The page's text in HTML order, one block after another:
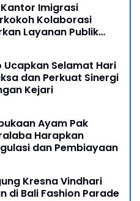
Kantor Imigrasi
Kolaborasi
Layanan Publik
Ucapkan Selamat Hari
dan Perkuat Sinergi
Kejari
Ayam Pak
Harapkan
dan Pembiayaan
Kresna Vindhari
di Bali Fashion Parade